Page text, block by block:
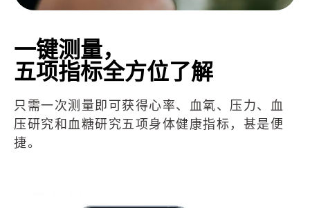
一键测量，
五项指标全方位了解
只需一次测量即可获得心率、血氧、压力、血
压研究和血糖研究五项身体健康指标，甚是便
捷。